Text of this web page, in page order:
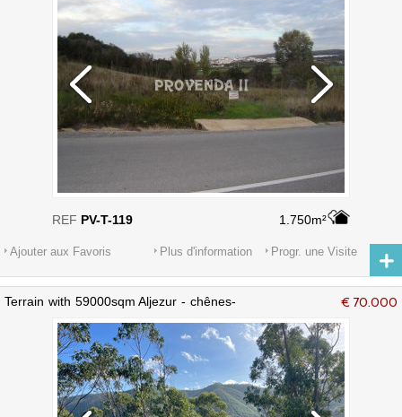
1.750m²
REF PV-T-119
Ajouter aux Favoris Progr. une Visite
Plus d'information
€ 70.000
Terrain with 59000sqm Aljezur - chênes-